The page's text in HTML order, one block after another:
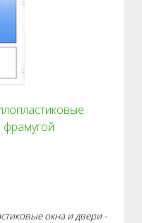
фрамугой
окна и двери -